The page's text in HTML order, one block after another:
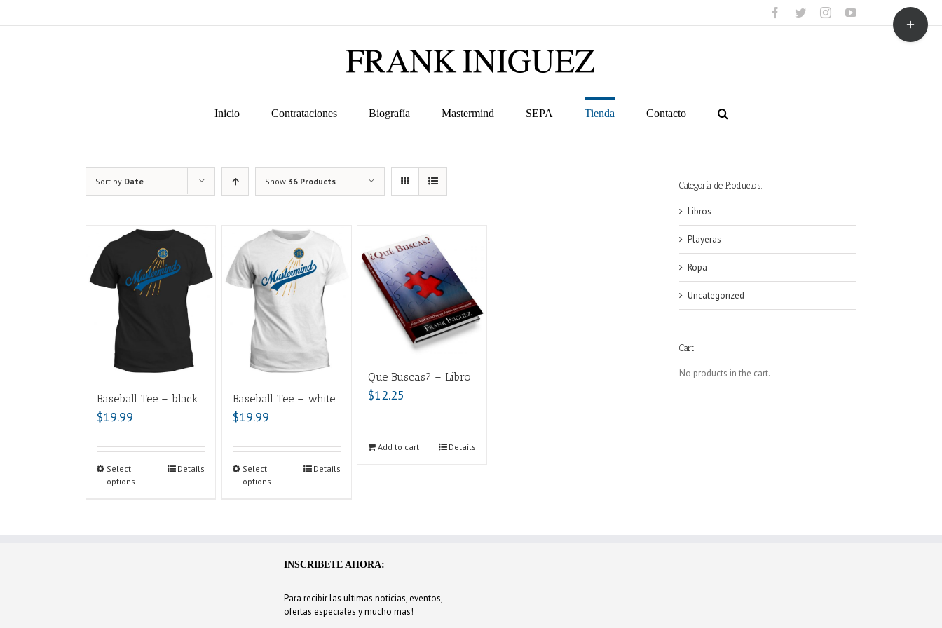
facebook
twitterinstagramyoutube
for:
Inicio
Contrataciones Biografía Mastermind SEPA Tienda Contacto
Sort by Date Show 36 Products
Baseball Tee – black
$19.99
Select
options
Details
Baseball Tee – white
$19.99
Select
options
Details
Que Buscas? – Libro
$12.25
Add to cart Details
Categoría de Productos:
Libros
Playeras
Ropa
Uncategorized
Cart
No products in the cart.
INSCRIBETE AHORA:
Para recibir las ultimas noticias, eventos,
ofertas especiales y mucho mas!
Toggle
Sliding
Bar